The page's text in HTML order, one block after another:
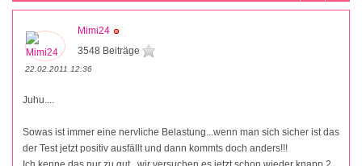
Mimi24
3548 Beiträge
22.02.2011 12:36
Juhu....
Sowas ist immer eine nervliche Belastung...wenn man sich sicher ist das
der Test jetzt positiv ausfällt und dann kommts doch anders!!!